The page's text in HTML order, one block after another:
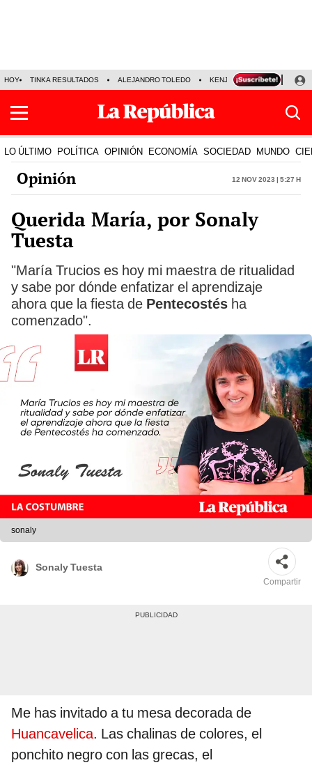
HOY TINKA RESULTADOS ALEJANDRO TOLEDO KENJI FUJIMORI
LO ÚLTIMO POLÍTICA OPINIÓN ECONOMÍA SOCIEDAD MUNDO
Opinión 12 Nov 2023 | 5:27 h
Querida María, por Sonaly
Tuesta
"María Trucios es hoy mi maestra de ritualidad
y sabe por dónde enfatizar el aprendizaje
ahora que la fiesta de Pentecostés ha
comenzado".
sonaly
Sonaly Tuesta
Compartir
Me has invitado a tu mesa decorada de
Huancavelica. Las chalinas de colores, el
ponchito negro con las grecas, el